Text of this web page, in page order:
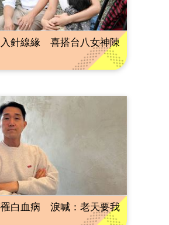
針線緣 喜搭台八女神陳
罹白血病 淚喊：老天要我